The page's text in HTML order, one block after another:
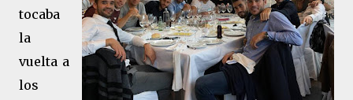
tocaba
la
vuelta a
los